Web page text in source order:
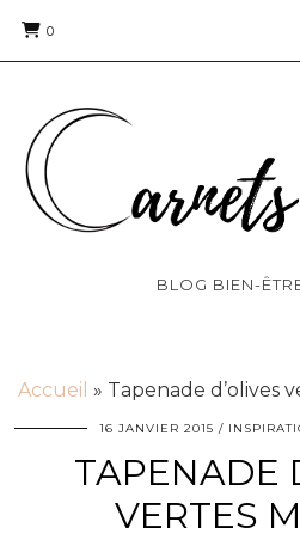
0
BLOG BIEN-
Accueil » Tapenade d’olives
16 JANVIER 2015
TAPENADE
VERTES